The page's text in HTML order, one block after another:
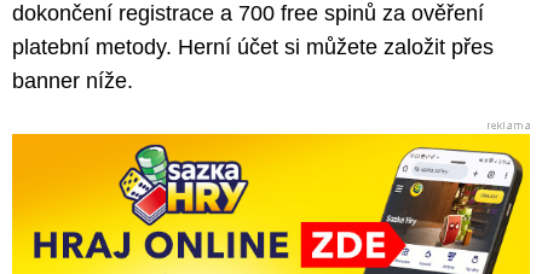
dokončení registrace a 700 free spinů za ověření
platební metody. Herní účet si můžete založit přes
banner níže.